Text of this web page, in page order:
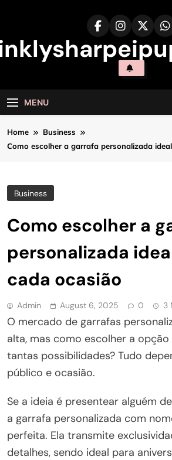
MENU
Home
Business
Como escolher a garrafa personalizada
Business
Como escolher a
personalizada
cada ocasião
Admin August 6, 2025 0 3
O mercado de garrafas
alta, mas como escolher a
tantas possibilidades? Tudo
público e ocasião.
Se a ideia é presentear alguém
a garrafa personalizada com
perfeita. Ela transmite
detalhes, sendo ideal para